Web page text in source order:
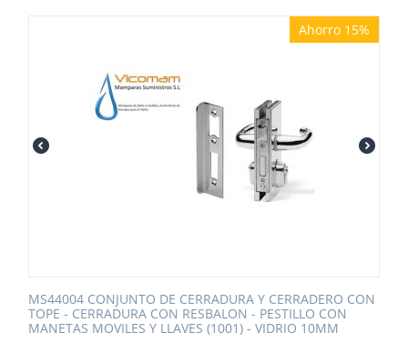
Ahorro 15%
MS44004 CONJUNTO DE CERRADURA Y CERRADERO CON
TOPE - CERRADURA CON RESBALON - PESTILLO CON
MANETAS MOVILES Y LLAVES (1001) - VIDRIO 10MM